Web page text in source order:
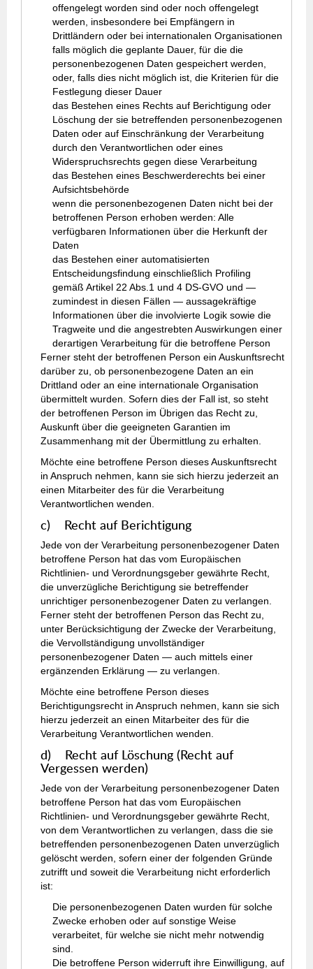
offengelegt worden sind oder noch offengelegt
werden, insbesondere bei Empfängern in
Drittländern oder bei internationalen Organisationen
falls möglich die geplante Dauer, für die die
personenbezogenen Daten gespeichert werden,
oder, falls dies nicht möglich ist, die Kriterien für die
Festlegung dieser Dauer
das Bestehen eines Rechts auf Berichtigung oder
Löschung der sie betreffenden personenbezogenen
Daten oder auf Einschränkung der Verarbeitung
durch den Verantwortlichen oder eines
Widerspruchsrechts gegen diese Verarbeitung
das Bestehen eines Beschwerderechts bei einer
Aufsichtsbehörde
wenn die personenbezogenen Daten nicht bei der
betroffenen Person erhoben werden: Alle
verfügbaren Informationen über die Herkunft der
Daten
das Bestehen einer automatisierten
Entscheidungsfindung einschließlich Profiling
gemäß Artikel 22 Abs.1 und 4 DS-GVO und —
zumindest in diesen Fällen — aussagekräftige
Informationen über die involvierte Logik sowie die
Tragweite und die angestrebten Auswirkungen einer
derartigen Verarbeitung für die betroffene Person
Ferner steht der betroffenen Person ein Auskunftsrecht
darüber zu, ob personenbezogene Daten an ein
Drittland oder an eine internationale Organisation
übermittelt wurden. Sofern dies der Fall ist, so steht
der betroffenen Person im Übrigen das Recht zu,
Auskunft über die geeigneten Garantien im
Zusammenhang mit der Übermittlung zu erhalten.
Möchte eine betroffene Person dieses Auskunftsrecht
in Anspruch nehmen, kann sie sich hierzu jederzeit an
einen Mitarbeiter des für die Verarbeitung
Verantwortlichen wenden.
c) Recht auf Berichtigung
Jede von der Verarbeitung personenbezogener Daten
betroffene Person hat das vom Europäischen
Richtlinien- und Verordnungsgeber gewährte Recht,
die unverzügliche Berichtigung sie betreffender
unrichtiger personenbezogener Daten zu verlangen.
Ferner steht der betroffenen Person das Recht zu,
unter Berücksichtigung der Zwecke der Verarbeitung,
die Vervollständigung unvollständiger
personenbezogener Daten — auch mittels einer
ergänzenden Erklärung — zu verlangen.
Möchte eine betroffene Person dieses
Berichtigungsrecht in Anspruch nehmen, kann sie sich
hierzu jederzeit an einen Mitarbeiter des für die
Verarbeitung Verantwortlichen wenden.
d) Recht auf Löschung (Recht auf
Vergessen werden)
Jede von der Verarbeitung personenbezogener Daten
betroffene Person hat das vom Europäischen
Richtlinien- und Verordnungsgeber gewährte Recht,
von dem Verantwortlichen zu verlangen, dass die sie
betreffenden personenbezogenen Daten unverzüglich
gelöscht werden, sofern einer der folgenden Gründe
zutrifft und soweit die Verarbeitung nicht erforderlich
ist:
Die personenbezogenen Daten wurden für solche
Zwecke erhoben oder auf sonstige Weise
verarbeitet, für welche sie nicht mehr notwendig
sind.
Die betroffene Person widerruft ihre Einwilligung, auf